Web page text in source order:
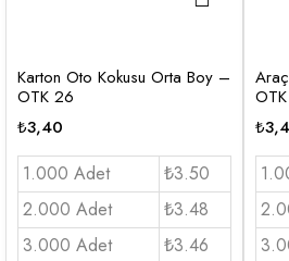
Karton Oto Kokusu Orta Boy –
OTK 26
₺3,40
1.000 Adet
₺3.50
2.000 Adet
₺3.48
3.000 Adet
₺3.46
₺